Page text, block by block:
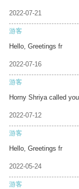
2022-07-21
游客
Hello, Greetings fr
2022-07-16
游客
Horny Shriya called you
2022-07-12
游客
Hello, Greetings fr
2022-05-24
游客